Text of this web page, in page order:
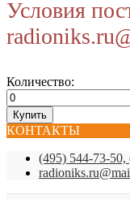
Условия
Количество:
КОНТАКТЫ
(495) 544-73-